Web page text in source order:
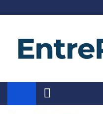
Noticias de
Información de toda la